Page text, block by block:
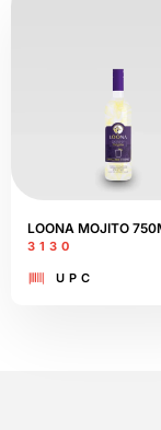
LOONA MOJITO
3130
UPC